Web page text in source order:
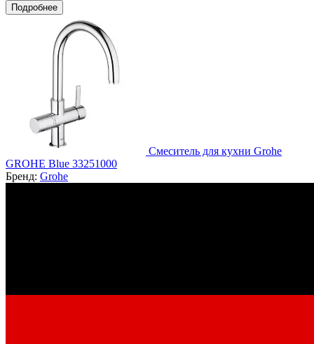
Подробнее
Смеситель для кухни Grohe
GROHE Blue 33251000
Бренд: Grohe